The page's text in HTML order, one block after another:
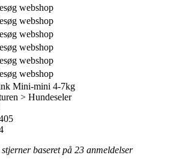
webshop
webshop
webshop
webshop
webshop
webshop
Mini-mini 4-7kg
> Hundeseler
baseret på 23 anmeldelser